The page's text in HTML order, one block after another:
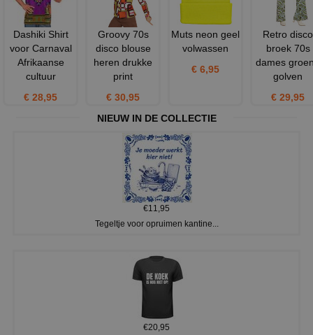
Dashiki Shirt
voor Carnaval
Afrikaanse
cultuur
€ 28,95
Groovy 70s
disco blouse
heren drukke
print
€ 30,95
Muts neon geel
volwassen
€ 6,95
Retro disco
broek 70s
dames
golven
€ 29,95
NIEUW IN DE COLLECTIE
€11,95
Tegeltje voor opruimen kantine...
€20,95